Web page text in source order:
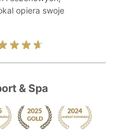
opiera swoje
& Spa